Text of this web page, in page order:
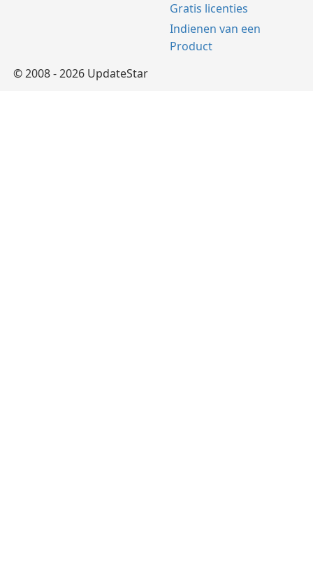
Gratis licenties
Indienen van een
Product
© 2008 - 2026 UpdateStar